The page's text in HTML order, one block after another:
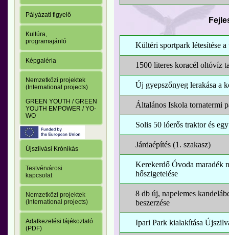
Pályázati figyelő
Kultúra,
programajánló
Képgaléria
Nemzetközi projektek
(International projects)
GREEN YOUTH / GREEN
YOUTH EMPOWER / YO-
WO
Újszilvási Krónikás
Testvérvárosi
kapcsolat
Nemzetközi projektek
(International projects)
Adatkezelési tájékoztató
(PDF)
Kültéri sportpark létesítése a
1500 literes koracél oltóvíz
Új gyepszőnyeg lerakása a
Általános Iskola tornatermi
Solis 50 lóerős traktor és
Járdaépítés (1. szakasz)
Kerekerdő Óvoda maradék
hőszigetelése
8 db új, napelemes
beszerzése
Ipari Park kialakítása